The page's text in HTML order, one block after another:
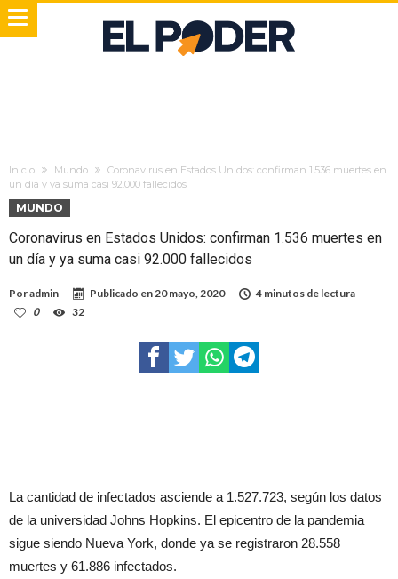
Inicio Mundo
Coronavirus en Estados Unidos: confirman 1.536 muertes en
un día y ya suma casi 92.000 fallecidos
MUNDO
Coronavirus en Estados Unidos: confirman 1.536 muertes en
un día y ya suma casi 92.000 fallecidos
Poradmin Publicado en20 mayo, 2020
4 minutos de lectura
0
32
La cantidad de infectados asciende a 1.527.723, según los datos
de la universidad Johns Hopkins. El epicentro de la pandemia
sigue siendo Nueva York, donde ya se registraron 28.558
muertes y 61.886 infectados.